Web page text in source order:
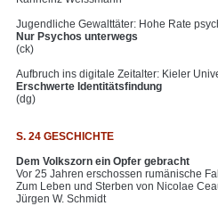
Jugendliche Gewalttäter: Hohe Rate
Nur Psychos unterwegs
(ck)
Aufbruch ins digitale Zeitalter: Kieler
Erschwerte Identitätsfindung
(dg)
S. 24 GESCHICHTE
Dem Volkszorn ein Opfer gebracht
Vor 25 Jahren erschossen rumänische
Zum Leben und Sterben von Nicolae
Jürgen W. Schmidt